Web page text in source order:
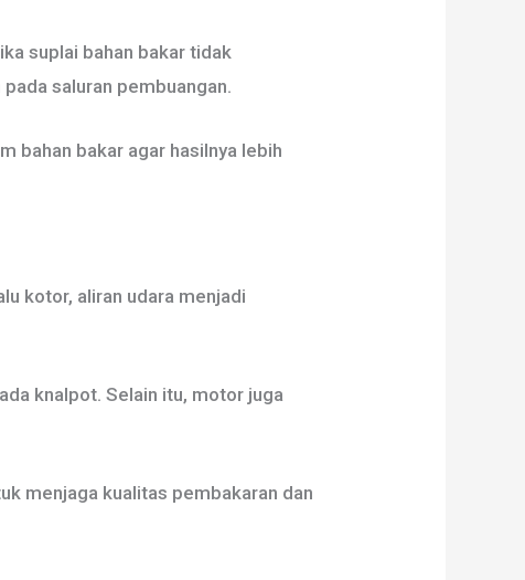
suplai bahan bakar tidak
saluran pembuangan.
bahan bakar agar hasilnya lebih
kotor, aliran udara menjadi
knalpot. Selain itu, motor juga
menjaga kualitas pembakaran dan